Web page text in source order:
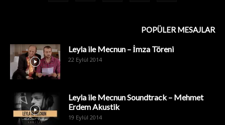
POPÜLER MESAJLAR
Leyla ile Mecnun – İmza Töreni
22 Eylül 2014
Leyla ile Mecnun Soundtrack – Mehmet
Erdem Akustik
19 Eylül 2014